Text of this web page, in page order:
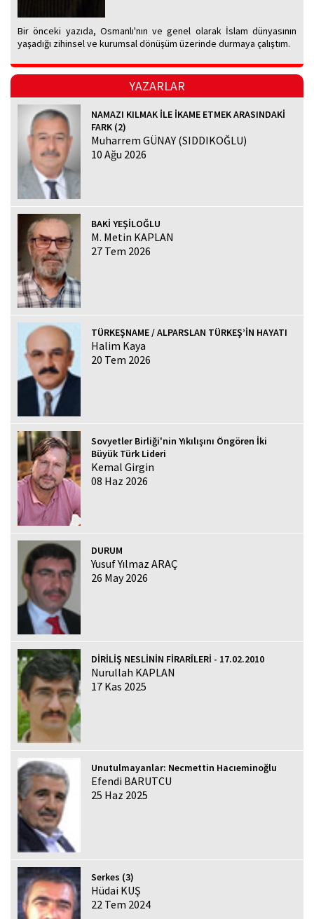
Bir önceki yazıda, Osmanlı'nın ve genel olarak İslam dünyasının
yaşadığı zihinsel ve kurumsal dönüşüm üzerinde durmaya çalıştım.
YAZARLAR
NAMAZI KILMAK İLE İKAME ETMEK ARASINDAKİ
FARK (2)
Muharrem GÜNAY (SIDDIKOĞLU)
10 Ağu 2026
BAKİ YEŞİLOĞLU
M. Metin KAPLAN
27 Tem 2026
TÜRKEŞNAME / ALPARSLAN TÜRKEŞ’İN HAYATI
Halim Kaya
20 Tem 2026
Sovyetler Birliği'nin Yıkılışını Öngören İki
Büyük Türk Lideri
Kemal Girgin
08 Haz 2026
DURUM
Yusuf Yılmaz ARAÇ
26 May 2026
DİRİLİŞ NESLİNİN FİRARÎLERİ - 17.02.2010
Nurullah KAPLAN
17 Kas 2025
Unutulmayanlar: Necmettin Hacıeminoğlu
Efendi BARUTCU
25 Haz 2025
Serkes (3)
Hüdai KUŞ
22 Tem 2024